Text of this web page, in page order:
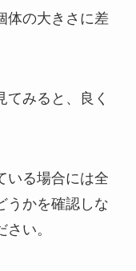
体の大きさに差
みると、良く
いる場合には全
うかを確認しな
い。